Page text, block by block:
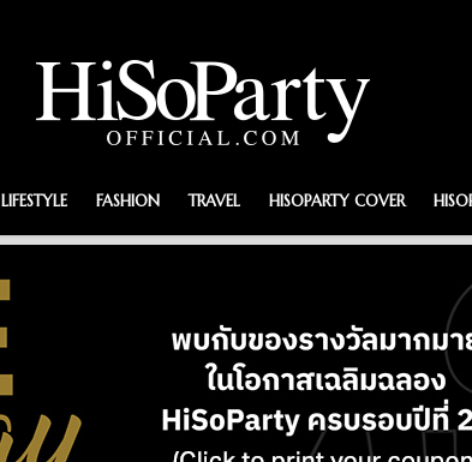
LIFESTYLE FASHION TRAVEL HISOPARTY COVER